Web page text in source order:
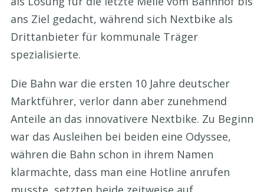
ans Ziel gedacht, während sich Nextbike als
Drittanbieter für kommunale Träger
spezialisierte.
Die Bahn war die ersten 10 Jahre deutscher
Marktführer, verlor dann aber zunehmend
Anteile an das innovativere Nextbike. Zu Beginn
war das Ausleihen bei beiden eine Odyssee,
währen die Bahn schon in ihrem Namen
klarmachte, dass man eine Hotline anrufen